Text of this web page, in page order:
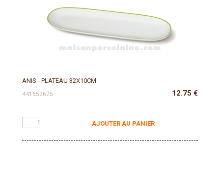
ANIS - PLATEAU 32X10CM
441652625 12.75 €
AJOUTER AU PANIER